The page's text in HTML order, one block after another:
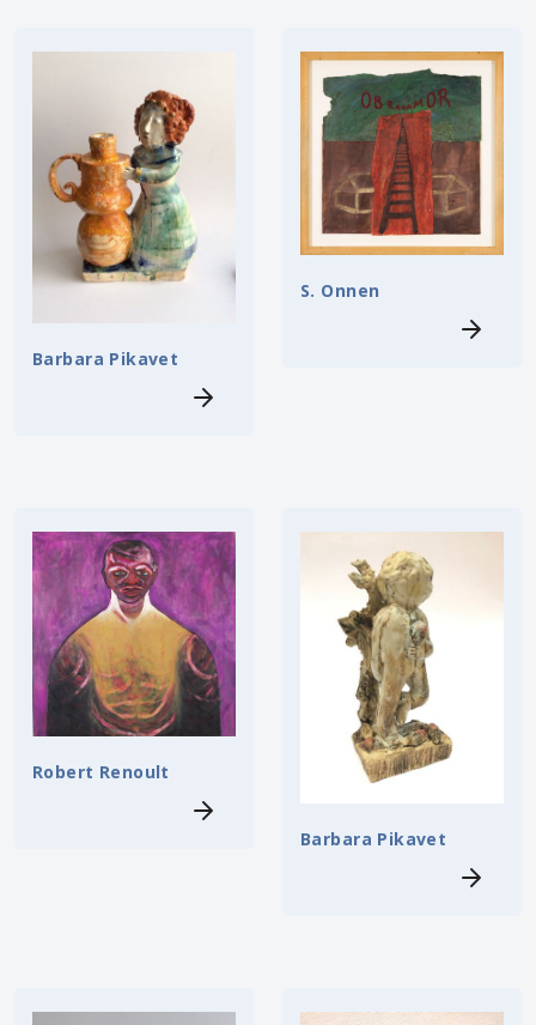
Barbara Pikavet
S. Onnen
Robert Renoult
Barbara Pikavet